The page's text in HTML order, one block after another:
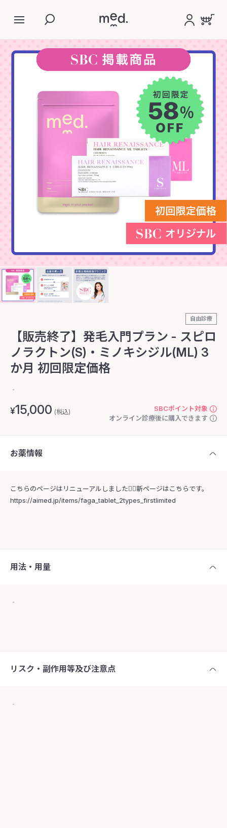
自由診療
【販売終了】発毛入門プラン - スピロ
ノラクトン(S)・ミノキシジル(ML) 3
か月 初回限定価格
‐
¥15,000 (税込)
SBCポイント対象
オンライン診療後に購入できます
お薬情報
こちらのページはリニューアルしました🙇‍♀️新ページはこちらです。
https://aimed.jp/items/faga_tablet_2types_firstlimited
用法・用量
‐
リスク・副作用等及び注意点
‐